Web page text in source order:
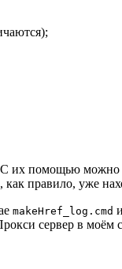
их помощью можно
правило, уже
makeHref_log.cmd
сервер в моём